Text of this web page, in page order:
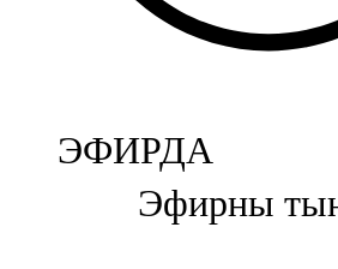
Биләр
Болгар
106,0 FM
Бөгелмә
ЭФИРДА
Эфирны